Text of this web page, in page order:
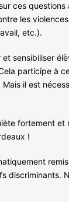
ces questions
les
etc.).
sensibiliser
participe à
il est
fortement
!
discriminants.